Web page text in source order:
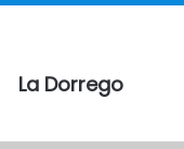
Garantías Nº 4,
La Dorrego